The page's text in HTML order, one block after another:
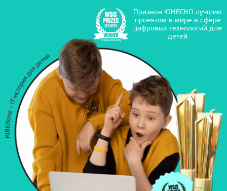
Признан ЮНЕСКО лучшим
проектом в мире в сфере
цифровых технологий для
детей